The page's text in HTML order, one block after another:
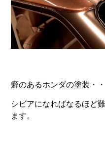
癖のあるホンダの塗装・・
シビアになればなるほど
ます。